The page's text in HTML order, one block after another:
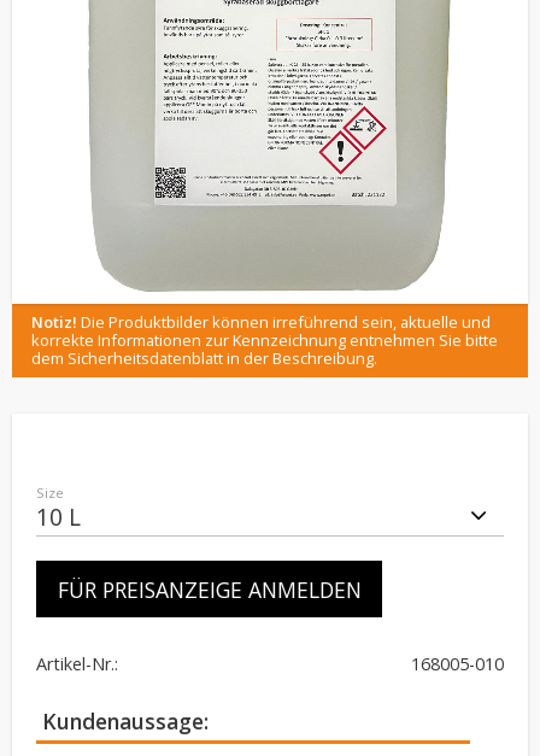
Notiz! Die Produktbilder können irreführend sein, aktuelle und
korrekte Informationen zur Kennzeichnung entnehmen Sie bitte
dem Sicherheitsdatenblatt in der Beschreibung.
Size
FÜR PREISANZEIGE ANMELDEN
Artikel-Nr. 168005-010
Kundenaussage